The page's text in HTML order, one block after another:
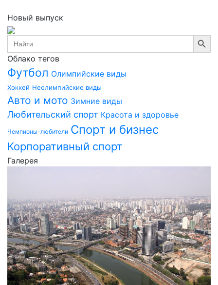
Новый выпуск
Search
for:
Search Button
Облако тегов
Футбол Олимпийские виды
Хоккей Неолимпийские виды
Авто и мото Зимние виды
Любительский спорт Красота и здоровье
Чемпионы-любители Спорт и бизнес
Корпоративный спорт
Галерея